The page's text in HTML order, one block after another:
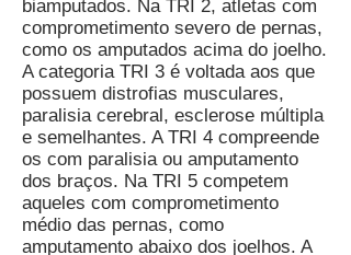
biamputados. Na TRI 2, atletas com
comprometimento severo de pernas,
como os amputados acima do joelho.
A categoria TRI 3 é voltada aos que
possuem distrofias musculares,
paralisia cerebral, esclerose múltipla
e semelhantes. A TRI 4 compreende
os com paralisia ou amputamento
dos braços. Na TRI 5 competem
aqueles com comprometimento
médio das pernas, como
amputamento abaixo dos joelhos. A